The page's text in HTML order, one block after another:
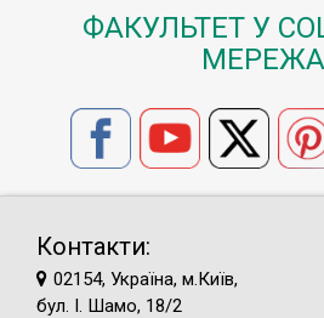
ФАКУЛЬТЕТ У
Контакти:
02154, Україна, м.Київ,
бул. І. Шамо, 18/2